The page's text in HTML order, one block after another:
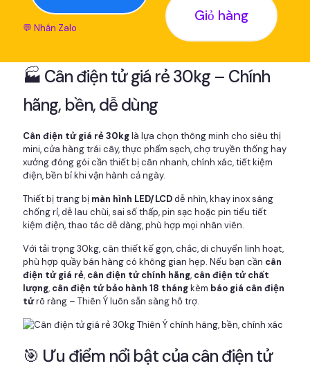
💬 Nhắn Zalo
Giỏ hàng
🏭 Cân điện tử giá rẻ 30kg – Chính
hãng, bền, dễ dùng
Cân điện tử giá rẻ 30kglà lựa chọn thông minh cho siêu thị
mini, cửa hàng trái cây, thực phẩm sạch, chợ truyền thống hay
xưởng đóng gói cần thiết bị cân nhanh, chính xác, tiết kiệm
điện, bền bỉ khi vận hành cả ngày.
Thiết bị trang bị màn hình LED/LCDdễ nhìn, khay inox sáng
chống rỉ, dễ lau chùi, sai số thấp, pin sạc hoặc pin tiểu tiết
kiệm điện, thao tác dễ dàng, phù hợp mọi nhân viên.
Với tải trọng 30kg, cân thiết kế gọn, chắc, di chuyển linh hoạt,
phù hợp quầy bán hàng có không gian hẹp. Nếu bạn cần cân
điện tử giá rẻ, cân điện tử chính hãng, cân điện tử chất
lượng, cân điện tử bảo hành 18 thángkèm báo giá cân điện
tửrõ ràng – Thiên Ý luôn sẵn sàng hỗ trợ.
🎯 Ưu điểm nổi bật của cân điện tử